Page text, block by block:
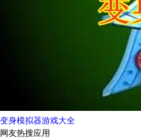
变身模拟器游戏大全
网友热搜应用